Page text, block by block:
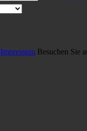
Impressum Besuchen Sie